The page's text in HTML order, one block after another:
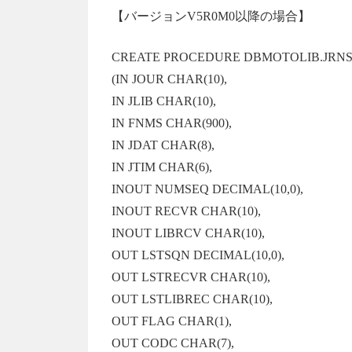
【バージョンV5R0M0以降の場合】
CREATE PROCEDURE
(IN JOUR CHAR(10),
IN JLIB CHAR(10),
IN FNMS CHAR(900),
IN JDAT CHAR(8),
IN JTIM CHAR(6),
INOUT NUMSEQ DECIMAL(10,0),
INOUT RECVR CHAR(10),
INOUT LIBRCV CHAR(10),
OUT LSTSQN DECIMAL(10,0),
OUT LSTRECVR CHAR(10),
OUT LSTLIBREC CHAR(10),
OUT FLAG CHAR(1),
OUT CODC CHAR(7),